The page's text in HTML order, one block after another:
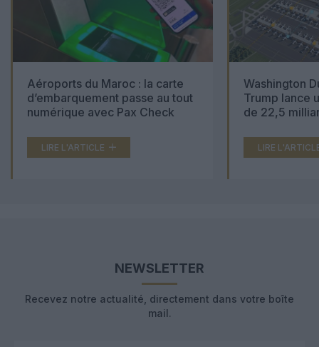
Aéroports du Maroc : la carte
d’embarquement passe au tout
numérique avec Pax Check
LIRE L'ARTICLE
Washington
Trump lance
de 22,5
LIRE
NEWSLETTER
Recevez notre actualité, directement dans votre boîte
mail.